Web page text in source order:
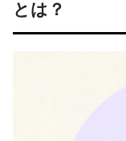
とは？